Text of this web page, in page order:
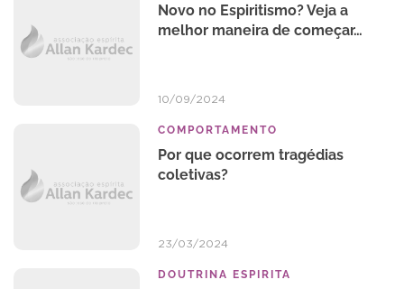
Novo no Espiritismo? Veja a
melhor maneira de começar…
10/09/2024
COMPORTAMENTO
Por que ocorrem tragédias
coletivas?
23/03/2024
DOUTRINA ESPIRITA